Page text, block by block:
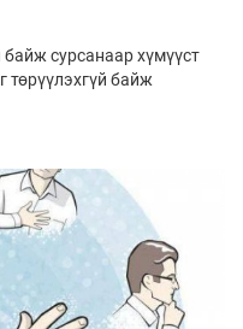
байж сурсанаар хүмүүст
төрүүлэхгүй байж